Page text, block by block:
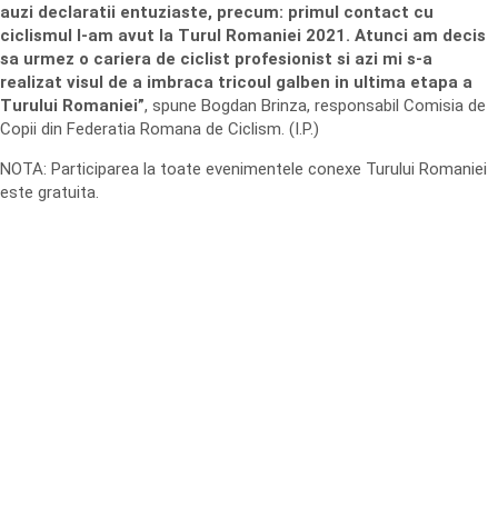
auzi declaratii entuziaste, precum: primul contact cu
ciclismul l-am avut la Turul Romaniei 2021. Atunci am decis
sa urmez o cariera de ciclist profesionist si azi mi s-a
realizat visul de a imbraca tricoul galben in ultima etapa a
Turului Romaniei”, spune Bogdan Brinza, responsabil Comisia de
Copii din Federatia Romana de Ciclism. (I.P.)
NOTA: Participarea la toate evenimentele conexe Turului Romaniei
este gratuita.